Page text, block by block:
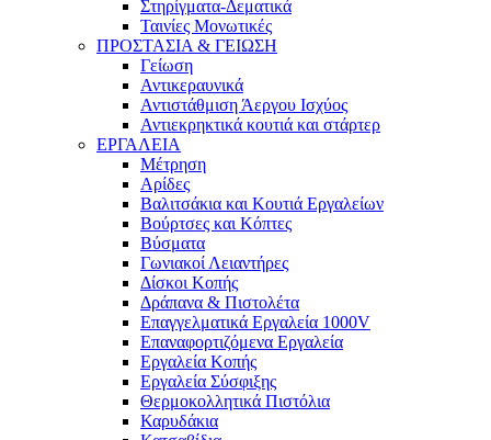
Στηρίγματα-Δεματικά
Ταινίες Μονωτικές
ΠΡΟΣΤΑΣΙΑ & ΓΕΙΩΣΗ
Γείωση
Αντικεραυνικά
Αντιστάθμιση Άεργου Ισχύος
Αντιεκρηκτικά κουτιά και στάρτερ
ΕΡΓΑΛΕΙΑ
Μέτρηση
Αρίδες
Βαλιτσάκια και Κουτιά Εργαλείων
Βούρτσες και Κόπτες
Βύσματα
Γωνιακοί Λειαντήρες
Δίσκοι Κοπής
Δράπανα & Πιστολέτα
Επαγγελματικά Εργαλεία 1000V
Επαναφορτιζόμενα Εργαλεία
Εργαλεία Κοπής
Εργαλεία Σύσφιξης
Θερμοκολλητικά Πιστόλια
Καρυδάκια